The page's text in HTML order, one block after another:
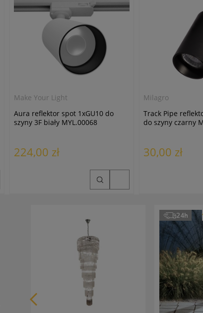
Make Your Light
Aura reflektor spot 1xGU10 do
szyny 3F biały MYL.00068
224,00 zł
Milagro
Track Pipe
do szyny czarny
30,00 zł
24h